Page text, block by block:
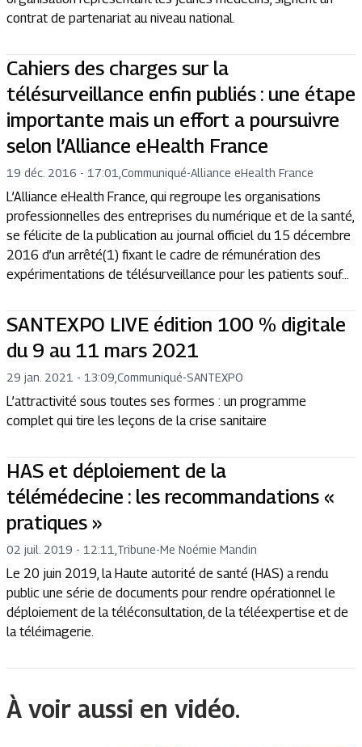
contrat de partenariat au niveau national.
Cahiers des charges sur la
télésurveillance enfin publiés : une étape
importante mais un effort a poursuivre
selon l’Alliance eHealth France
19 déc. 2016 - 17:01 Communiqué-Alliance eHealth France
L’Alliance eHealth France, qui regroupe les organisations
professionnelles des entreprises du numérique et de la santé,
se félicite de la publication au journal officiel du 15 décembre
2016 d’un arrêté(1) fixant le cadre de rémunération des
expérimentations de télésurveillance pour les patients souf...
SANTEXPO LIVE édition 100 % digitale
du 9 au 11 mars 2021
29 jan. 2021 - 13:09 Communiqué-SANTEXPO
L’attractivité sous toutes ses formes : un programme
complet qui tire les leçons de la crise sanitaire
HAS et déploiement de la
télémédecine : les recommandations «
pratiques »
02 juil. 2019 - 12:11 Tribune-Me Noémie Mandin
Le 20 juin 2019, la Haute autorité de santé (HAS) a rendu
public une série de documents pour rendre opérationnel le
déploiement de la téléconsultation, de la téléexpertise et de
la téléimagerie.
À voir aussi en vidéo.